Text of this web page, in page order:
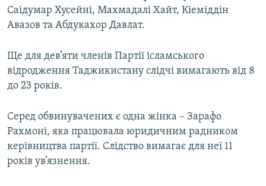
Саідумар Хусейні, Махмадалі Хайт, Кіеміддін
Авазов та Абдукахор Давлат.
Ще для дев’яти членів Партії ісламського
відродження Таджикистану слідчі вимагають від 8
до 23 років.
Серед обвинувачених є одна жінка – Зарафо
Рахмоні, яка працювала юридичним радником
керівництва партії. Слідство вимагає для неї 11
років ув’язнення.